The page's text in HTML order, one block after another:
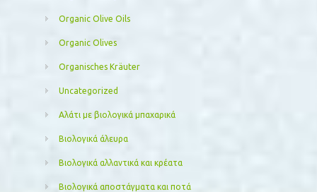
Organic Olive Oils
Organic Olives
Organisches Kräuter
Uncategorized
Αλάτι με βιολογικά μπαχαρικά
Βιολογικά άλευρα
Βιολογικά αλλαντικά και κρέατα
Βιολογικά αποστάγματα και ποτά